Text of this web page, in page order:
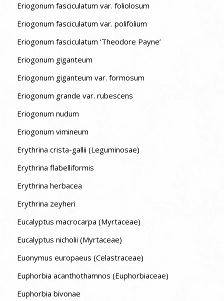
Eriogonum fasciculatum var. foliolosum
Eriogonum fasciculatum var. polifolium
Eriogonum fasciculatum ‘Theodore Payne’
Eriogonum giganteum
Eriogonum giganteum var. formosum
Eriogonum grande var. rubescens
Eriogonum nudum
Eriogonum vimineum
Erythrina crista-gallii (Leguminosae)
Erythrina flabelliformis
Erythrina herbacea
Erythrina zeyheri
Eucalyptus macrocarpa (Myrtaceae)
Eucalyptus nicholii (Myrtaceae)
Euonymus europaeus (Celastraceae)
Euphorbia acanthothamnos (Euphorbiaceae)
Euphorbia bivonae